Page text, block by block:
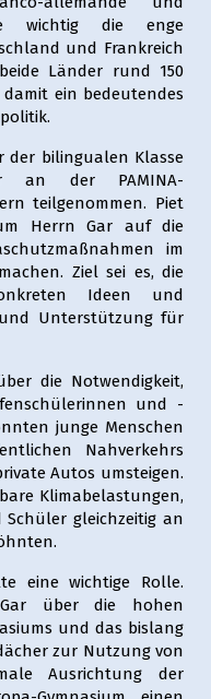
wichtig die enge
und Frankreich
Länder rund 150
ein bedeutendes
der bilingualen Klasse
an der PAMINA-
teilgenommen. Piet
Herrn Gar auf die
im
Ziel sei es, die
Ideen und
Unterstützung für
die Notwendigkeit,
und -
junge Menschen
Nahverkehrs
Autos umsteigen.
Klimabelastungen,
gleichzeitig an
eine wichtige Rolle.
über die hohen
und das bislang
zur Nutzung von
Ausrichtung der